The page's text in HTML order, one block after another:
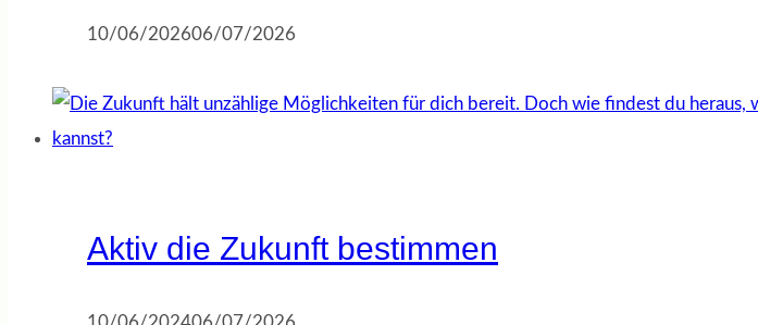
10/06/202606/07/2026
Aktiv die Zukunft bestimmen